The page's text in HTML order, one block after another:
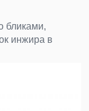
бликами,
инжира в